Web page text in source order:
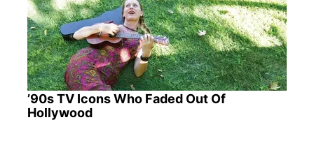
’90s TV Icons Who Faded Out Of
Hollywood